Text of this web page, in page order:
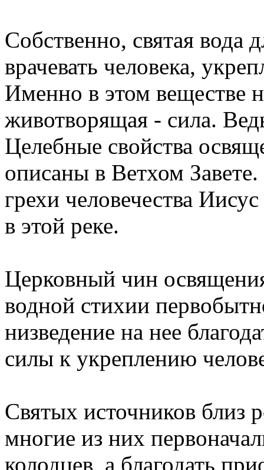
Собственно, святая вода
врачевать человека,
Именно в этом веществе
животворящая - сила.
Целебные свойства
описаны в Ветхом
грехи человечества
в этой реке.
Церковный чин
водной стихии
низведение на нее
силы к укреплению
Святых источников близ
многие из них
колодцев, а благодать